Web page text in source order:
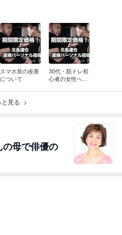
スマホ首の改善
について
30代・筋トレ初
心者の女性への
と見る
の母で俳優の